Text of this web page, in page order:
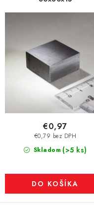
Skladom (>5 ks)
€0,79 bez DPH
€0,97
DO KOŠÍKA